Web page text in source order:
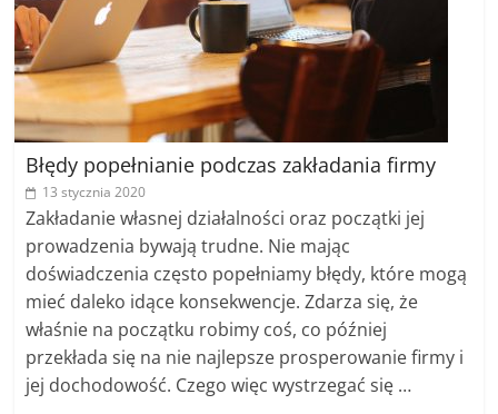
Błędy popełnianie podczas zakładania firmy
13 stycznia 2020
Zakładanie własnej działalności oraz początki jej
prowadzenia bywają trudne. Nie mając
doświadczenia często popełniamy błędy, które mogą
mieć daleko idące konsekwencje. Zdarza się, że
właśnie na początku robimy coś, co później
przekłada się na nie najlepsze prosperowanie firmy i
jej dochodowość. Czego więc wystrzegać się …